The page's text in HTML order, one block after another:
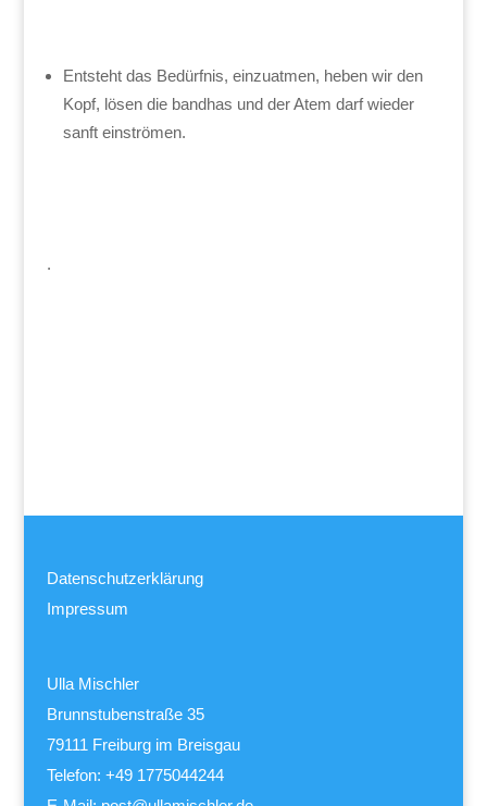
Entsteht das Bedürfnis, einzuatmen, heben wir den
Kopf, lösen die bandhas und der Atem darf wieder
sanft einströmen.
.
Datenschutzerklärung
Impressum
Ulla Mischler
Brunnstubenstraße 35
79111 Freiburg im Breisgau
Telefon: +49 1775044244